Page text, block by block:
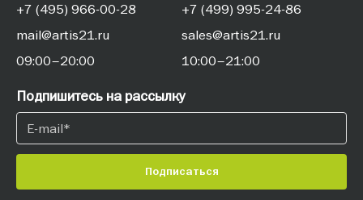
+7 (495) 966-00-28
mail@artis21.ru
09:00–20:00
+7 (499) 995-24-86
sales@artis21.ru
10:00–21:00
Подпишитесь на рассылку
Подписаться